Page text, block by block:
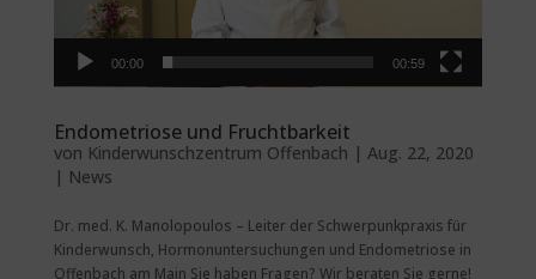
00:00 00:59
Endometriose und Fruchtbarkeit
von Kinderwunschzentrum Offenbach | Aug. 22, 2020
| News
Dr. med. K. Manolopoulos – Leiter der Schwerpunkpraxis für
Kinderwunsch, Hormonuntersuchungen und Endometriose in
Offenbach am Main Sie haben Fragen? Wir beraten Sie gerne!